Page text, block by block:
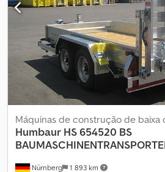
Nürnberg 1 893 km
Máquinas de construção de baixa
Humbaur HS 654520 BS